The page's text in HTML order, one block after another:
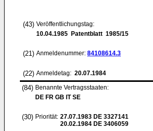
(43) Veröffentlichungstag:
10.04.1985 Patentblatt 1985/15
(21) Anmeldenummer: 84108614.3
(22) Anmeldetag: 20.07.1984
(84) Benannte Vertragsstaaten:
DE FR GB IT SE
(30) Priorität: 27.07.1983 DE 3327141
20.02.1984 DE 3406059